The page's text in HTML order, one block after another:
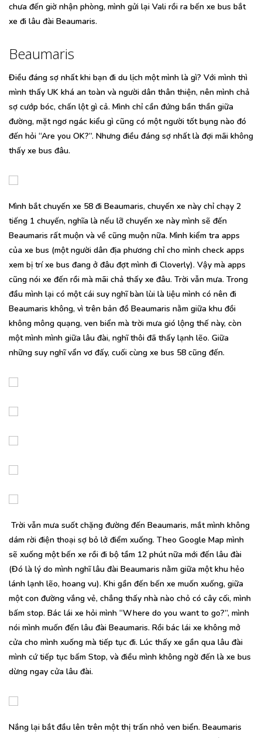
chưa đến giờ nhận phòng, mình gửi lại Vali rồi ra bến xe bus bắt
xe đi lâu đài Beaumaris.
Beaumaris
Điều đáng sợ nhất khi bạn đi du lịch một mình là gì? Với mình thì
mình thấy UK khá an toàn và người dân thân thiện, nên mình chả
sợ cướp bóc, chấn lột gì cả. Mình chỉ cần đứng bần thần giữa
đường, mặt ngơ ngác kiểu gì cũng có một người tốt bụng nào đó
đến hỏi “Are you OK?”. Nhưng điều đáng sợ nhất là đợi mãi không
thấy xe bus đâu.
Mình bắt chuyến xe 58 đi Beaumaris, chuyến xe này chỉ chạy 2
tiếng 1 chuyến, nghĩa là nếu lỡ chuyến xe này mình sẽ đến
Beaumaris rất muộn và về cũng muộn nữa. Mình kiểm tra apps
của xe bus (một người dân địa phương chỉ cho mình check apps
xem bị trí xe bus đang ở đâu đợt mình đi Cloverly). Vậy mà apps
cũng nói xe đến rồi mà mãi chả thấy xe đâu. Trời vẫn mưa. Trong
đầu mình lại có một cái suy nghĩ bàn lùi là liệu mình có nên đi
Beaumaris không, vì trên bản đồ Beaumaris nằm giữa khu đồi
không mông quạng, ven biển mà trời mưa gió lộng thế này, còn
một mình mình giữa lâu đài, nghĩ thôi đã thấy lạnh lẽo. Giữa
những suy nghĩ vẩn vơ đấy, cuối cùng xe bus 58 cũng đến.
Trời vẫn mưa suốt chặng đường đến Beaumaris, mắt mình không
dám rời điện thoại sợ bỏ lở điểm xuống. Theo Google Map mình
sẽ xuống một bến xe rồi đi bộ tầm 12 phút nữa mới đến lâu đài
(Đó là lý do mình nghĩ lâu đài Beaumaris nằm giữa một khu hẻo
lánh lạnh lẽo, hoang vu). Khi gần đến bến xe muốn xuống, giữa
một con đường vắng vẻ, chẳng thấy nhà nào chỏ có cây cối, mình
bấm stop. Bác lái xe hỏi mình “Where do you want to go?”, mình
nói mình muốn đến lâu đài Beaumaris. Rồi bác lái xe không mở
cửa cho mình xuống mà tiếp tục đi. Lúc thấy xe gần qua lâu đài
mình cứ tiếp tục bấm Stop, và điều mình không ngờ đến là xe bus
dừng ngay cửa lâu đài.
Nắng lại bắt đầu lên trên một thị trấn nhỏ ven biển. Beaumaris